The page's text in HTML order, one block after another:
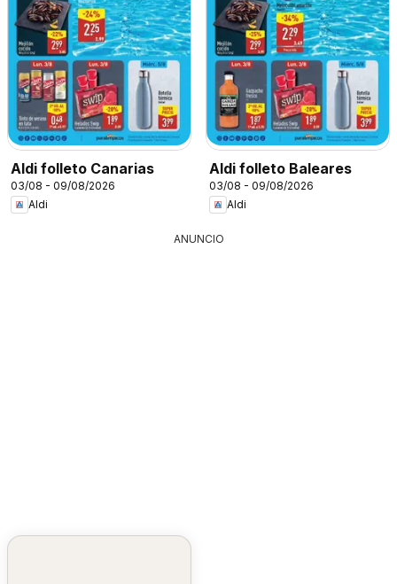
Aldi folleto Canarias
03/08 - 09/08/2026
Aldi
Aldi folleto Baleares
03/08 - 09/08/2026
Aldi
ANUNCIO